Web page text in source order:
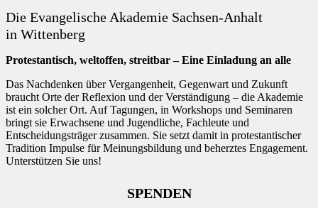
Die Evangelische Akademie Sachsen-Anhalt
in Wittenberg
Protestantisch, weltoffen, streitbar – Eine Einladung an alle
Das Nachdenken über Vergangenheit, Gegenwart und Zukunft
braucht Orte der Reflexion und der Verständigung – die Akademie
ist ein solcher Ort. Auf Tagungen, in Workshops und Seminaren
bringt sie Erwachsene und Jugendliche, Fachleute und
Entscheidungsträger zusammen. Sie setzt damit in protestantischer
Tradition Impulse für Meinungsbildung und beherztes Engagement.
Unterstützen Sie uns!
SPENDEN